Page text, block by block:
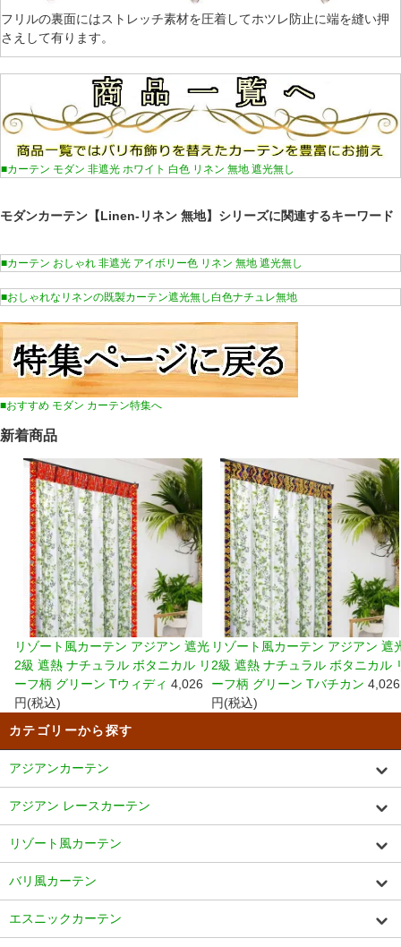
フリルの裏面にはストレッチ素材を圧着してホツレ防止に端を縫い押
さえして有ります。
■カーテン モダン 非遮光 ホワイト 白色 リネン 無地 遮光無し
モダンカーテン【Linen-リネン 無地】シリーズに関連するキーワード
■カーテン おしゃれ 非遮光 アイボリー色 リネン 無地 遮光無し
■おしゃれなリネンの既製カーテン遮光無し白色ナチュレ無地
■おすすめ モダン カーテン特集へ
新着商品
リゾート風カーテン アジアン 遮光
2級 遮熱 ナチュラル ボタニカル リ
ーフ柄 グリーン Tウィディ 4,026
円(税込)
リゾート風カーテン アジアン 遮
2級 遮熱 ナチュラル ボタニカル
ーフ柄 グリーン Tバチカン 4,026
円(税込)
カテゴリーから探す
アジアンカーテン
アジアン レースカーテン
リゾート風カーテン
バリ風カーテン
エスニックカーテン